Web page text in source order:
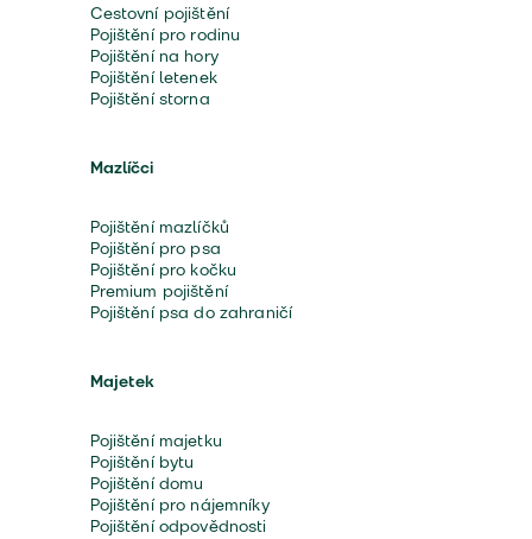
Cestovní pojištění
Pojištění pro rodinu
Pojištění na hory
Pojištění letenek
Pojištění storna
Mazlíčci
Pojištění mazlíčků
Pojištění pro psa
Pojištění pro kočku
Premium pojištění
Pojištění psa do zahraničí
Majetek
Pojištění majetku
Pojištění bytu
Pojištění domu
Pojištění pro nájemníky
Pojištění odpovědnosti